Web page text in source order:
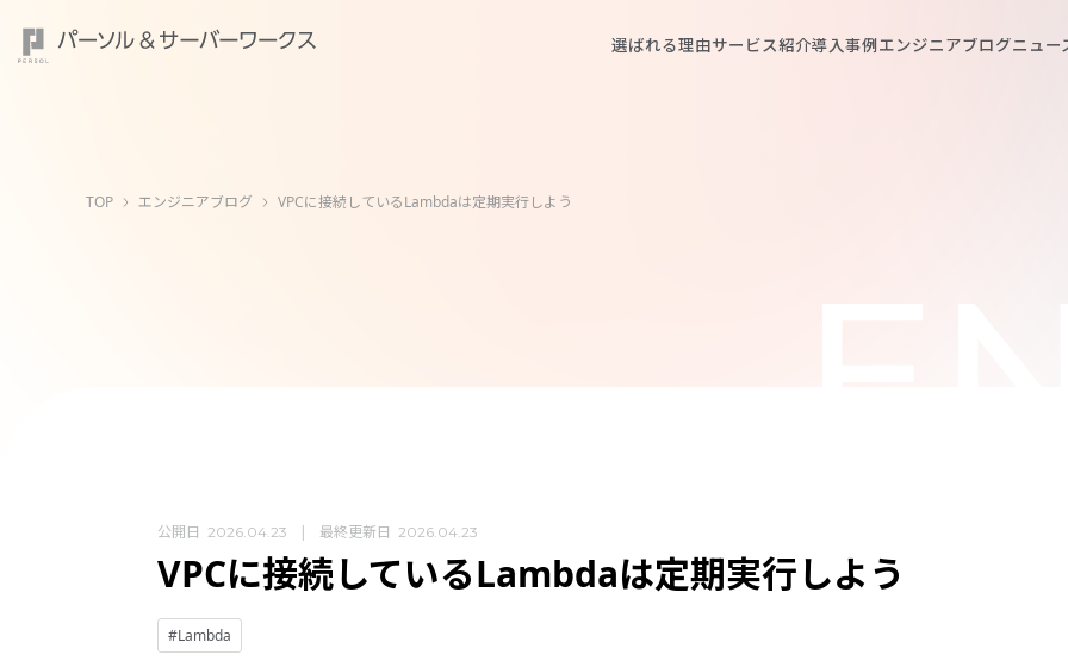
選ばれる理由サービス紹介導入事例エンジニアブログニュー
TOP エンジニアブログ VPCに接続しているLambdaは定期実行しよう
公開日 2026.04.23 最終更新日 2026.04.23
VPCに接続しているLambdaは定期実行しよう
#Lambda